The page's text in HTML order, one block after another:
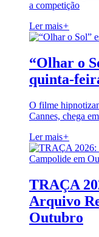
a competição
Ler mais+
“Olhar o
quinta-
O filme
Cannes, chega em
Ler mais+
TRAÇA
Arquivo
Outubro